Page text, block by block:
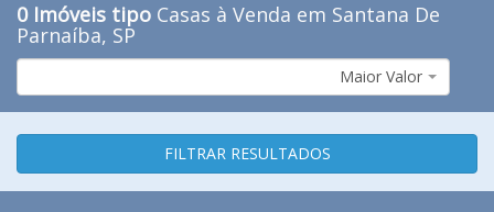
0 Imóveis tipo Casas à Venda em Santana De
Parnaíba, SP
Maior Valor
FILTRAR RESULTADOS